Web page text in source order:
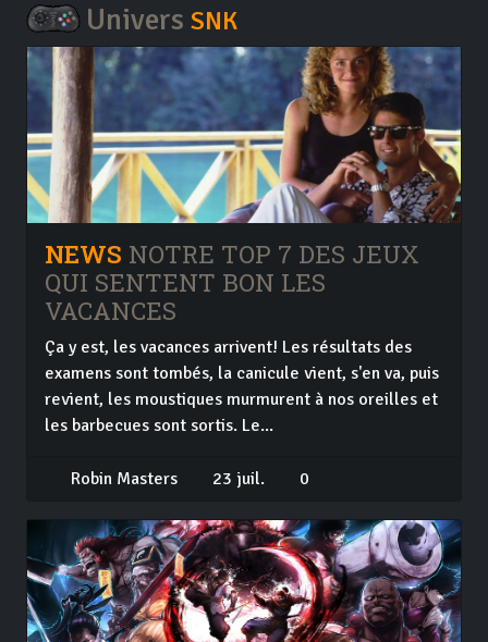
Univers SNK
NEWS NOTRE TOP 7 DES JEUX
QUI SENTENT BON LES
VACANCES
Ça y est, les vacances arrivent! Les résultats des
examens sont tombés, la canicule vient, s'en va, puis
revient, les moustiques murmurent à nos oreilles et
les barbecues sont sortis. Le...
Robin Masters 23 juil. 0